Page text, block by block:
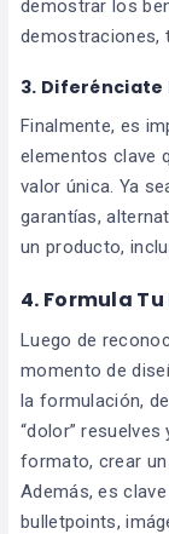
demostrar los
demostraciones,
3. Diferénciate
Finalmente, es
elementos clave
valor única. Ya
garantías,
un producto,
4. Formula
Luego de
momento de
la formulación,
“dolor” resuelves
formato, crear
Además, es
bulletpoints,